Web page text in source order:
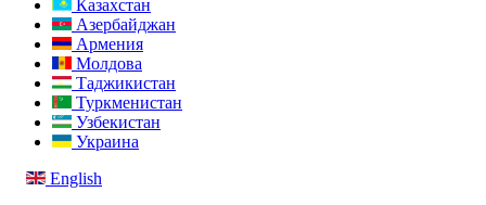
Казахстан
Азербайджан
Армения
Молдова
Таджикистан
Туркменистан
Узбекистан
Украина
English